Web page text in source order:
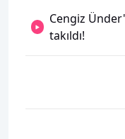
Cengiz
takıldı!